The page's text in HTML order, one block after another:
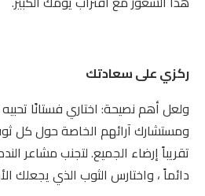
ركزي على سعادتك
ولعل أهم نصيحة: اختاري فستانًا
ومستشارك آرائهم الخاصة حول كل
تقريباً إرضاء الجميع. لتجنب مشاعر
دائماً ، واختارس الثوب الذي يجعلك